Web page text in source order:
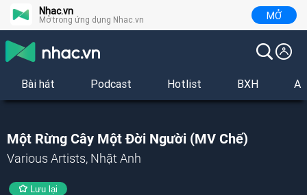
Nhac.vn
Mở trong ứng dụng Nhac.vn MỞ
Bài hát Podcast Hotlist BXH
Một Rừng Cây Một Đời Người (MV Chế)
Various Artists, Nhật Anh
Lưu lại